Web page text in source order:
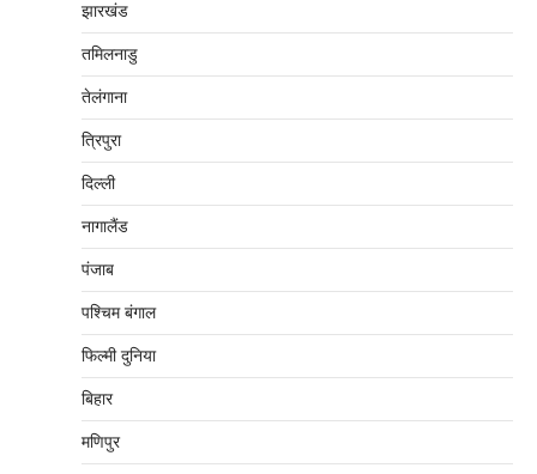
झारखंड
तमिलनाडु
तेलंगाना
त्रिपुरा
दिल्‍ली
नागालैंड
पंजाब
पश्चिम बंगाल
फिल्मी दुनिया
बिहार
मणिपुर